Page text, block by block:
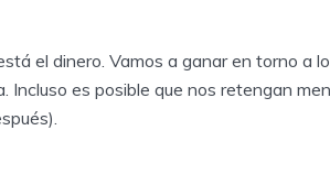
el dinero. Vamos a ganar en torno a
Incluso es posible que nos retengan